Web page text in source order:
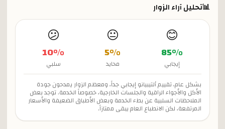
📊تحليل آراء الزوار
😊
85%
إيجابي
😐
5%
محايد
😕
10%
سلبي
بشكل عام، تقييم ألتيبيانو إيجابي جداً، ومعظم الزوار يمدحون جودة
الأكل والأجواء الراقية والجلسات الخارجية، خصوصاً الخدمة. توجد بعض
الملاحظات السلبية عن بطء الخدمة وبعض الأطباق الضعيفة والأسعار
المرتفعة، لكن الانطباع العام يبقى ممتازاً.